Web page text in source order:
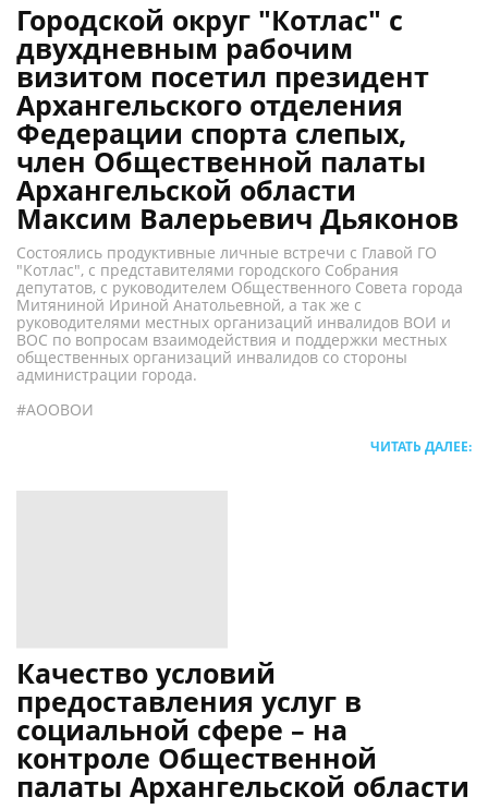
Городской округ "Котлас" с
двухдневным рабочим
визитом посетил президент
Архангельского отделения
Федерации спорта слепых,
член Общественной палаты
Архангельской области
Максим Валерьевич Дьяконов
Состоялись продуктивные личные встречи с Главой ГО
"Котлас", с представителями городского Собрания
депутатов, с руководителем Общественного Совета города
Митяниной Ириной Анатольевной, а так же с
руководителями местных организаций инвалидов ВОИ и
ВОС по вопросам взаимодействия и поддержки местных
общественных организаций инвалидов со стороны
администрации города.
#АООВОИ
ЧИТАТЬ ДАЛЕЕ:
Качество условий
предоставления услуг в
социальной сфере – на
контроле Общественной
палаты Архангельской области